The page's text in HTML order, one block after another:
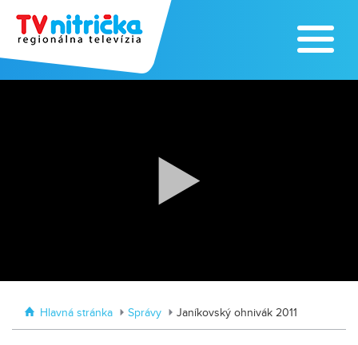
Zoo v Lužiankach
Hlavná stránka Správy Janíkovský ohnivák 2011